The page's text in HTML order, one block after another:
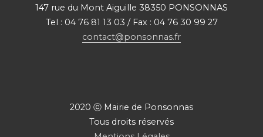
147 rue du Mont Aiguille 38350 PONSONNAS
Tel : 04 76 81 13 03 / Fax : 04 76 30 99 27
contact@ponsonnas.fr
2020 ⓒ Mairie de Ponsonnas
Tous droits réservés